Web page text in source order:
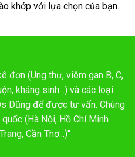
khớp với lựa chọn của bạn.
đơn (Ung thư, viêm gan B, C,
kháng sinh...) và các loại
Dũng để được tư vấn. Chúng
(Hà Nội, Hồ Chí Minh
Cần Thơ...)"